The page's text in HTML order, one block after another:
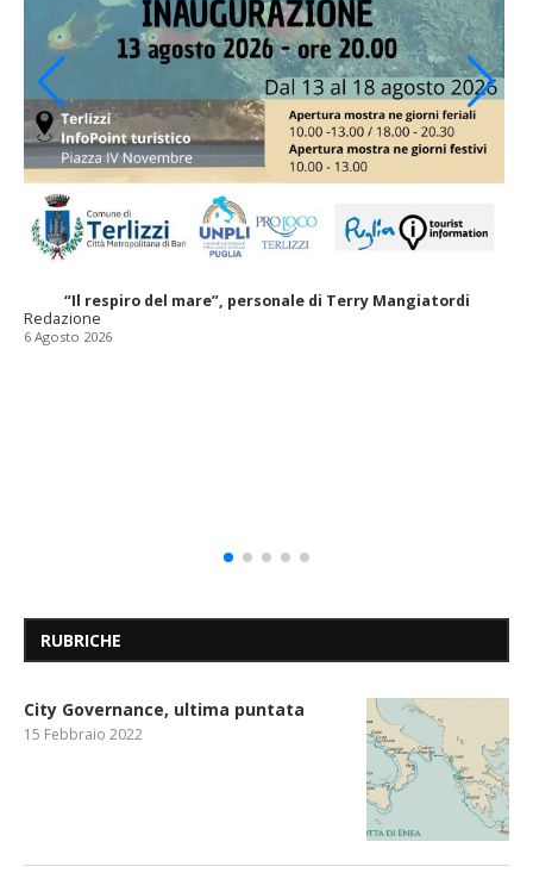
“Il respiro del mare”, personale di Terry Mangiatordi
Redazione
6 Agosto 2026
RUBRICHE
City Governance, ultima puntata
15 Febbraio 2022